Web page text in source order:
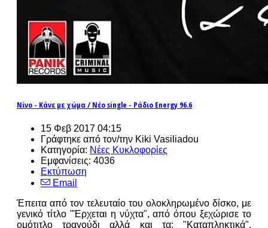
Νίνο - Κάνε με χώμα / Νέο single - Ράδιο Energy 96.6
15 Φεβ 2017 04:15
Γράφτηκε από τον/την Kiki Vasiliadou
Κατηγορία: Νέες Κυκλοφορίες
Εμφανίσεις: 4036
Εκτύπωση
Email
Έπειτα από τον τελευταίο του ολοκληρωμένο δίσκο, με
γενικό τίτλο "Έρχεται η νύχτα", από όπου ξεχώρισε το
ομότιτλο τραγούδι αλλά και τα: "Καταπληκτικά",